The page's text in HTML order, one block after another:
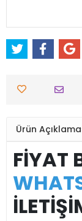
Ürün
FİYAT